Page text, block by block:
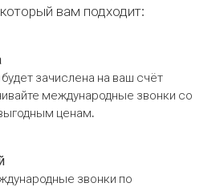
вам подходит:
зачислена на ваш счёт
международные звонки со
ценам.
звонки по